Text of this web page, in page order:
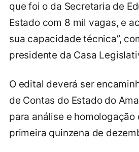
que foi o da Secretaria de
Estado com 8 mil vagas, e
sua capacidade técnica”,
presidente da Casa
O edital deverá ser
de Contas do Estado do
para análise e homologação
primeira quinzena de